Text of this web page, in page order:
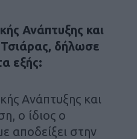
Ανάπτυξης και
δήλωσε
εξής:
Ανάπτυξης και
ο ίδιος ο
αποδείξει στην